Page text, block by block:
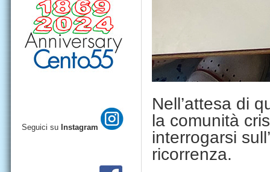
Nell’attesa di
la comunità
interrogarsi
Seguici su Instagram